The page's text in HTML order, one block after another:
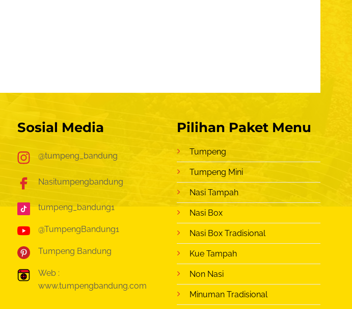
Sosial Media
@tumpeng_bandung
Nasitumpengbandung
tumpeng_bandung1
@TumpengBandung1
Tumpeng Bandung
Web :
www.tumpengbandung.com
Pilihan Paket Menu
Tumpeng
Tumpeng Mini
Nasi Tampah
Nasi Box
Nasi Box Tradisional
Kue Tampah
Non Nasi
Minuman Tradisional